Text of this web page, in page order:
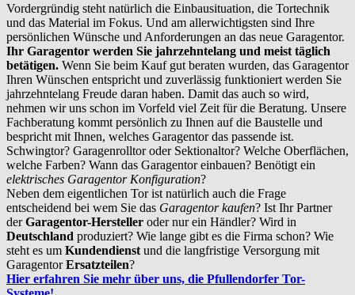
Vordergründig steht natürlich die Einbausituation, die Tortechnik
und das Material im Fokus. Und am allerwichtigsten sind Ihre
persönlichen Wünsche und Anforderungen an das neue Garagentor.
Ihr Garagentor werden Sie jahrzehntelang und meist täglich
betätigen. Wenn Sie beim Kauf gut beraten wurden, das Garagentor
Ihren Wünschen entspricht und zuverlässig funktioniert werden Sie
jahrzehntelang Freude daran haben. Damit das auch so wird,
nehmen wir uns schon im Vorfeld viel Zeit für die Beratung. Unsere
Fachberatung kommt persönlich zu Ihnen auf die Baustelle und
bespricht mit Ihnen, welches Garagentor das passende ist.
Schwingtor? Garagenrolltor oder Sektionaltor? Welche Oberflächen,
welche Farben? Wann das Garagentor einbauen? Benötigt ein
elektrisches Garagentor Konfiguration?
Neben dem eigentlichen Tor ist natürlich auch die Frage
entscheidend bei wem Sie das Garagentor kaufen? Ist Ihr Partner
derGaragentor-Hersteller oder nur ein Händler? Wird in
Deutschland produziert? Wie lange gibt es die Firma schon? Wie
steht es um Kundendienst und die langfristige Versorgung mit
GaragentorErsatzteilen?
Hier erfahren Sie mehr über uns, die Pfullendorfer Tor-